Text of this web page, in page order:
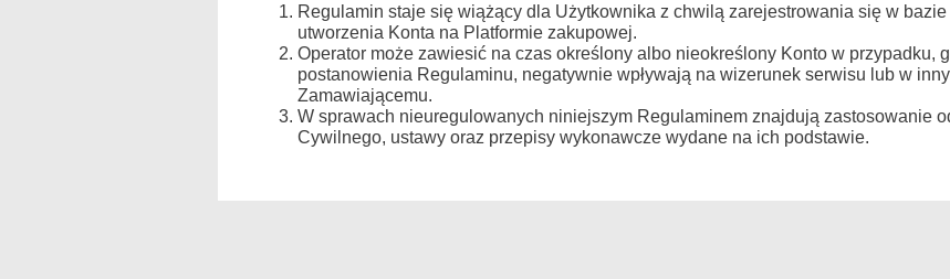
Regulamin staje się wiążący dla Użytkownika z chwilą zarejestrowania się w
utworzenia Konta na Platformie zakupowej.
Operator może zawiesić na czas określony albo nieokreślony Konto w przypadku,
postanowienia Regulaminu, negatywnie wpływają na wizerunek serwisu lub w
Zamawiającemu.
W sprawach nieuregulowanych niniejszym Regulaminem znajdują zastosowanie
Cywilnego, ustawy oraz przepisy wykonawcze wydane na ich podstawie.